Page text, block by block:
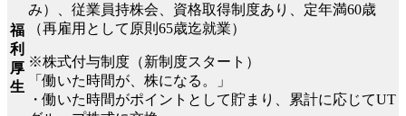
福
利
厚
生
み）、従業員持株会、資格取得制度あり、定年満60歳
（再雇用として原則65歳迄就業）
※株式付与制度（新制度スタート）
「働いた時間が、株になる。」
・働いた時間がポイントとして貯まり、累計に応じてUT